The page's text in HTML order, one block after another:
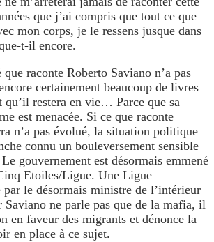
que j’ai compris que tout ce que
mon corps, je le ressens jusque dans
t-il encore.
raconte Roberto Saviano n’a pas
certainement beaucoup de livres
qu’il restera en vie… Parce que sa
est menacée. Si ce que raconte
n’a pas évolué, la situation politique
connu un bouleversement sensible
gouvernement est désormais emmené
Etoiles/Ligue. Une Ligue
le désormais ministre de l’intérieur
ne parle pas que de la mafia, il
en faveur des migrants et dénonce la
en place à ce sujet.